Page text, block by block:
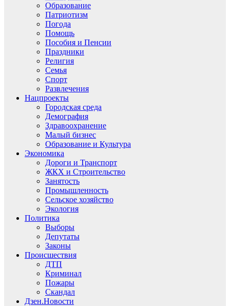
Образование
Патриотизм
Погода
Помощь
Пособия и Пенсии
Праздники
Религия
Семья
Спорт
Развлечения
Нацпроекты
Городская среда
Демография
Здравоохранение
Малый бизнес
Образование и Культура
Экономика
Дороги и Транспорт
ЖКХ и Строительство
Занятость
Промышленность
Сельское хозяйство
Экология
Политика
Выборы
Депутаты
Законы
Происшествия
ДТП
Криминал
Пожары
Скандал
Дзен.Новости